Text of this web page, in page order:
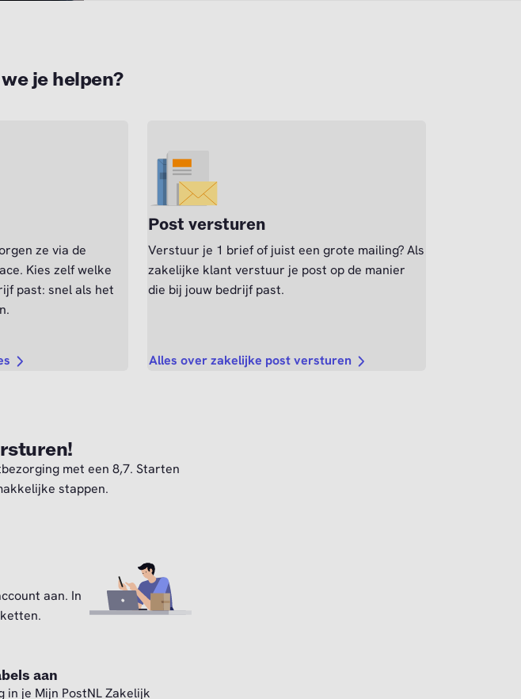
je helpen?
ze via de
Kies zelf welke
past: snel als het
Post versturen
Verstuur je 1 brief of juist een grote mailing? Als
zakelijke klant verstuur je post op de manier
die bij jouw bedrijf past.
Alles over zakelijke post versturen
met een 8,7. Starten
stappen.
aan. In
aan
in je Mijn PostNL Zakelijk